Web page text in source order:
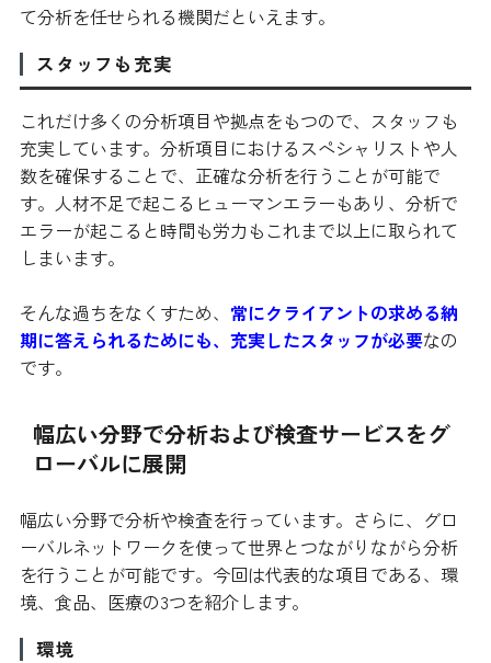
て分析を任せられる機関だといえます。
スタッフも充実
これだけ多くの分析項目や拠点をもつので、スタッフも
充実しています。分析項目におけるスペシャリストや人
数を確保することで、正確な分析を行うことが可能で
す。人材不足で起こるヒューマンエラーもあり、分析で
エラーが起こると時間も労力もこれまで以上に取られて
しまいます。
そんな過ちをなくすため、 常にクライアントの求める納
期に答えられるためにも、充実したスタッフが必要なの
です。
幅広い分野で分析および検査サービスをグ
ローバルに展開
幅広い分野で分析や検査を行っています。さらに、グロ
ーバルネットワークを使って世界とつながりながら分析
を行うことが可能です。今回は代表的な項目である、環
境、食品、医療の3つを紹介します。
環境